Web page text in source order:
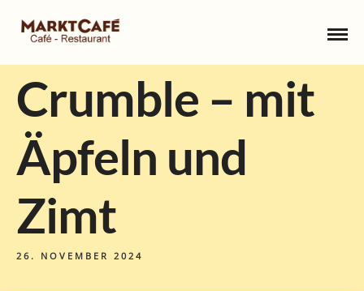
Crumble – mit
Äpfeln und
Zimt
26. NOVEMBER 2024